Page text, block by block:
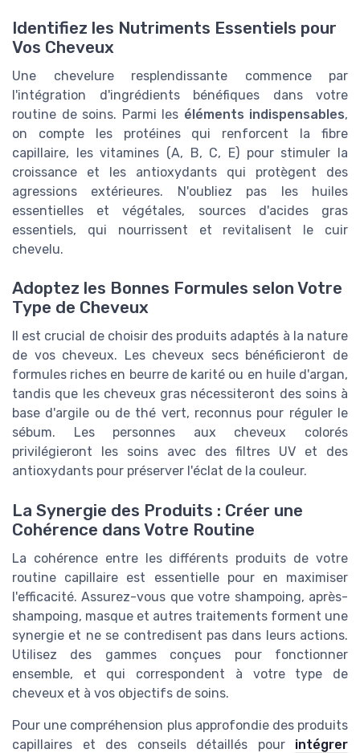
Identifiez les Nutriments Essentiels pour
Vos Cheveux
Une chevelure resplendissante commence par
l'intégration d'ingrédients bénéfiques dans votre
routine de soins. Parmi les éléments indispensables,
on compte les protéines qui renforcent la fibre
capillaire, les vitamines (A, B, C, E) pour stimuler la
croissance et les antioxydants qui protègent des
agressions extérieures. N'oubliez pas les huiles
essentielles et végétales, sources d'acides gras
essentiels, qui nourrissent et revitalisent le cuir
chevelu.
Adoptez les Bonnes Formules selon Votre
Type de Cheveux
Il est crucial de choisir des produits adaptés à la nature
de vos cheveux. Les cheveux secs bénéficieront de
formules riches en beurre de karité ou en huile d'argan,
tandis que les cheveux gras nécessiteront des soins à
base d'argile ou de thé vert, reconnus pour réguler le
sébum. Les personnes aux cheveux colorés
privilégieront les soins avec des filtres UV et des
antioxydants pour préserver l'éclat de la couleur.
La Synergie des Produits : Créer une
Cohérence dans Votre Routine
La cohérence entre les différents produits de votre
routine capillaire est essentielle pour en maximiser
l'efficacité. Assurez-vous que votre shampoing, après-
shampoing, masque et autres traitements forment une
synergie et ne se contredisent pas dans leurs actions.
Utilisez des gammes conçues pour fonctionner
ensemble, et qui correspondent à votre type de
cheveux et à vos objectifs de soins.
Pour une compréhension plus approfondie des produits
capillaires et des conseils détaillés pour intégrer